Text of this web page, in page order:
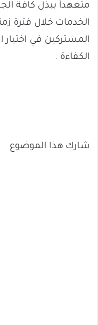
متعهداً ببذل كافة
الخدمات خلال فترة
المشتركين في
الكفاءة .
شارك هذا الموضوع